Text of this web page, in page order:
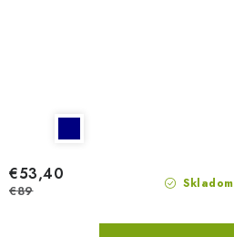
Skladom
€53,40
€89